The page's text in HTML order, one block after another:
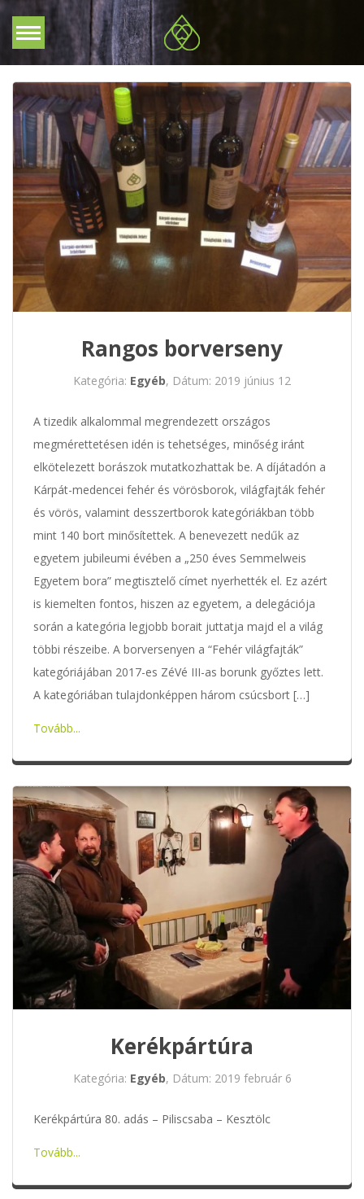
Rangos borverseny
Kategória: Egyéb, Dátum: 2019 június 12
A tizedik alkalommal megrendezett országos
megmérettetésen idén is tehetséges, minőség iránt
elkötelezett borászok mutatkozhattak be. A díjátadón a
Kárpát-medencei fehér és vörösborok, világfajták fehér
és vörös, valamint desszertborok kategóriákban több
mint 140 bort minősítettek. A benevezett nedűk az
egyetem jubileumi évében a „250 éves Semmelweis
Egyetem bora” megtisztelő címet nyerhették el. Ez azért
is kiemelten fontos, hiszen az egyetem, a delegációja
során a kategória legjobb borait juttatja majd el a világ
többi részeibe. A borversenyen a “Fehér világfajták”
kategóriájában 2017-es ZéVé III-as borunk győztes lett.
A kategóriában tulajdonképpen három csúcsbort […]
Tovább...
Kerékpártúra
Kategória: Egyéb, Dátum: 2019 február 6
Kerékpártúra 80. adás – Piliscsaba – Kesztölc
Tovább...